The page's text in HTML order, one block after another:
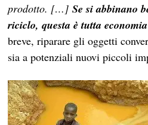
prodotto. […] Se si abbinano
riciclo, questa è tutta
breve, riparare gli oggetti
sia a potenziali nuovi piccoli